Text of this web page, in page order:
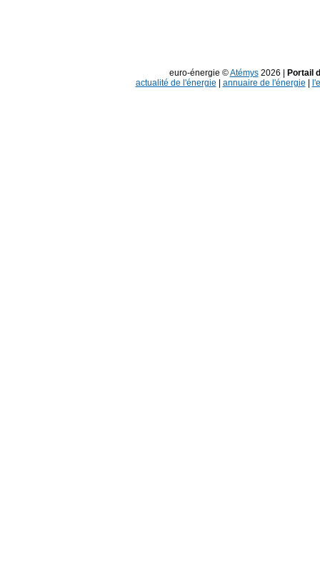
euro-énergie ©Atémys2026 |
Portail
actualité de l'énergie
annuaire de l'énergie